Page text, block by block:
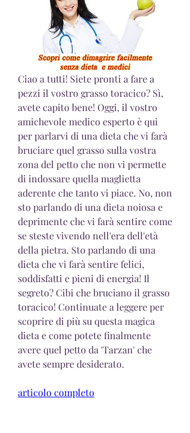
Ciao a tutti! Siete pronti a fare a
pezzi il vostro grasso toracico? Sì,
avete capito bene! Oggi, il vostro
amichevole medico esperto è qui
per parlarvi di una dieta che vi farà
bruciare quel grasso sulla vostra
zona del petto che non vi permette
di indossare quella maglietta
aderente che tanto vi piace. No, non
sto parlando di una dieta noiosa e
deprimente che vi farà sentire come
se steste vivendo nell'era dell'età
della pietra. Sto parlando di una
dieta che vi farà sentire felici,
soddisfatti e pieni di energia! Il
segreto? Cibi che bruciano il grasso
toracico! Continuate a leggere per
scoprire di più su questa magica
dieta e come potete finalmente
avere quel petto da 'Tarzan' che
avete sempre desiderato.
articolo completo